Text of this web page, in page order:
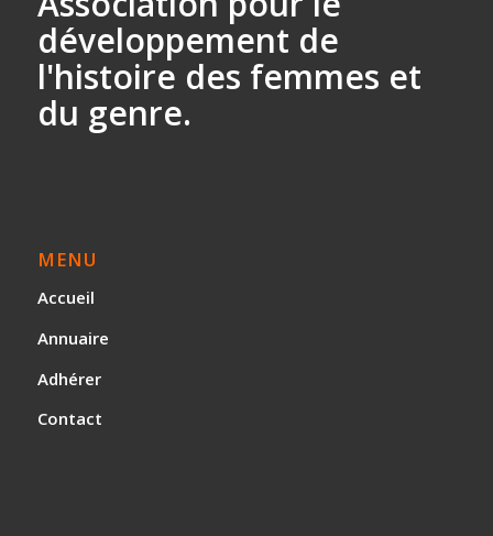
développement de
l'histoire des femmes et
du genre.
MENU
Accueil
Annuaire
Adhérer
Contact